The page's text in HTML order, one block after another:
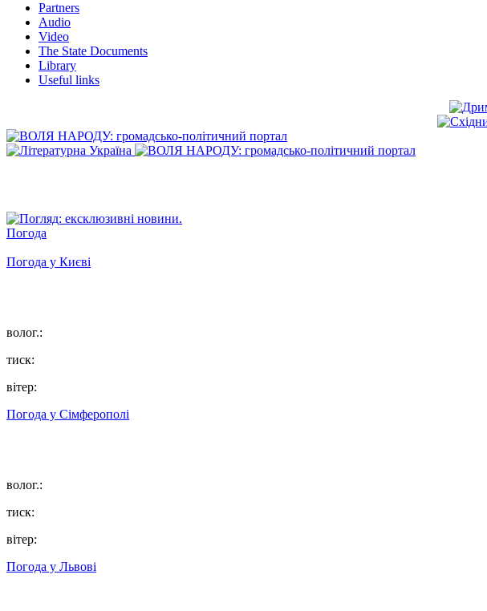
Partners
Audio
Video
The State Documents
Library
Useful links
Погода
Погода у Києві
волог.:
тиск:
вітер:
Погода у Сімферополі
волог.:
тиск:
вітер:
Погода у Львові